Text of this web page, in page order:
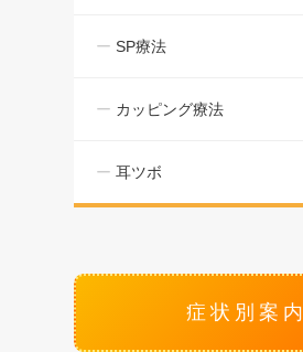
SP療法
カッピング療法
耳ツボ
症状別案内